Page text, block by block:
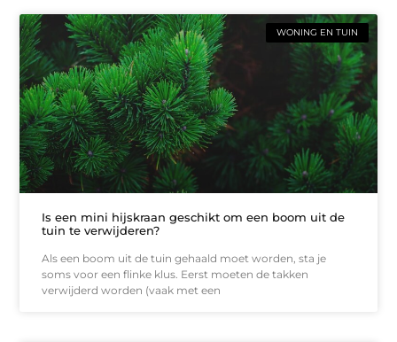
WONING EN TUIN
Is een mini hijskraan geschikt om een boom uit de
tuin te verwijderen?
Als een boom uit de tuin gehaald moet worden, sta je
soms voor een flinke klus. Eerst moeten de takken
verwijderd worden (vaak met een